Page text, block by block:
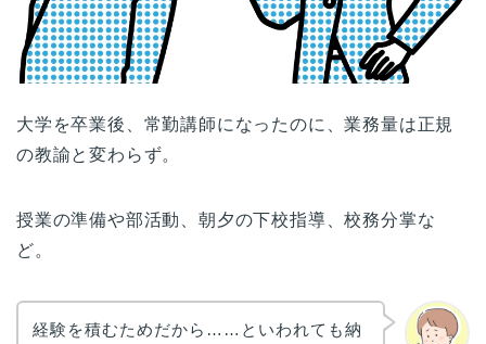
大学を卒業後、常勤講師になったのに、業務量は正規
の教諭と変わらず。
授業の準備や部活動、朝夕の下校指導、校務分掌な
ど。
経験を積むためだから……といわれても納